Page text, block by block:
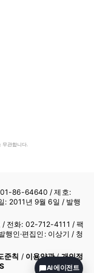
무관합니다.
86-64640 / 제호:
: 2011년 9월 6일 / 발행
/ 전화: 02-712-4111 / 팩
인·편집인: 이상기 / 청
준칙 / 이용약관/개인정
AI 에이전트